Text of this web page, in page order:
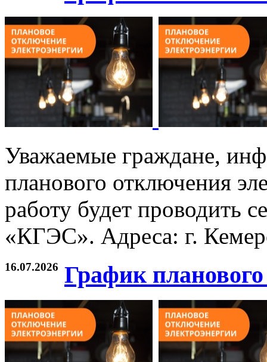
Уважаемые граждане,
планового отключения
работу будет проводить
«КГЭС». Адреса: г.
16.07.2026 График